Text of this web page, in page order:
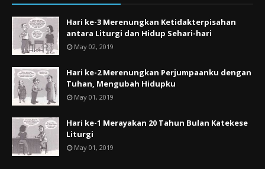
Hari ke-3 Merenungkan Ketidakterpisahan
antara Liturgi dan Hidup Sehari-hari
May 02, 2019
Hari ke-2 Merenungkan Perjumpaanku dengan
Tuhan, Mengubah Hidupku
May 01, 2019
Hari ke-1 Merayakan 20 Tahun Bulan Katekese
Liturgi
May 01, 2019